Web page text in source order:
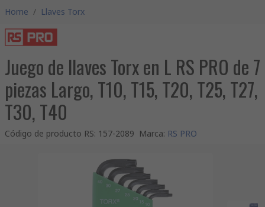
Home / Llaves Torx
Juego de llaves Torx en L RS PRO de 7
piezas Largo, T10, T15, T20, T25, T27,
T30, T40
Código de producto RS: 157-2089 Marca: RS PRO